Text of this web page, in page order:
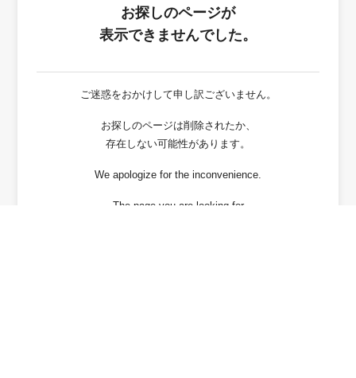
お探しのページが
表示できませんでした。
ご迷惑をおかけして申し訳ございません。
お探しのページは削除されたか、
存在しない可能性があります。
We apologize for the inconvenience.
The page you are looking for